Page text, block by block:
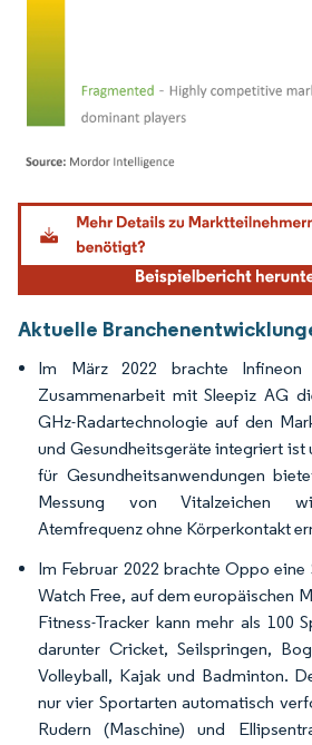
Bild © Mordor Intelligence. Wiederverwendung
Aktuelle
Im März 2022 brachte Infineon
Zusammenarbeit mit Sleepiz AG
GHz-Radartechnologie auf den
und Gesundheitsgeräte integriert ist
für Gesundheitsanwendungen
Messung von Vitalzeichen
Atemfrequenz ohne Körperkontakt
Im Februar 2022 brachte Oppo
Watch Free, auf dem europäischen
Fitness-Tracker kann mehr als 100
darunter Cricket, Seilspringen,
Volleyball, Kajak und Badminton.
nur vier Sportarten automatisch
Rudern (Maschine) und